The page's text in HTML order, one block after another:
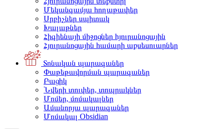
Մեկանգամյա հողաթափեր
Սրբիչներ սպիտակ
Խալաթներ
Հիգիենայի միջոցներ հյուրանոցային
Հյուրանոցային համարի աքսեսուարներ
Տոնական պարագաներ
Փաթեթավորման պարագաներ
Բացիկ
Նվերի տուփեր, տոպրակներ
Մոմեր, մոմակալներ
Ամանորյա պարագաներ
Մոմակալ Obsidian